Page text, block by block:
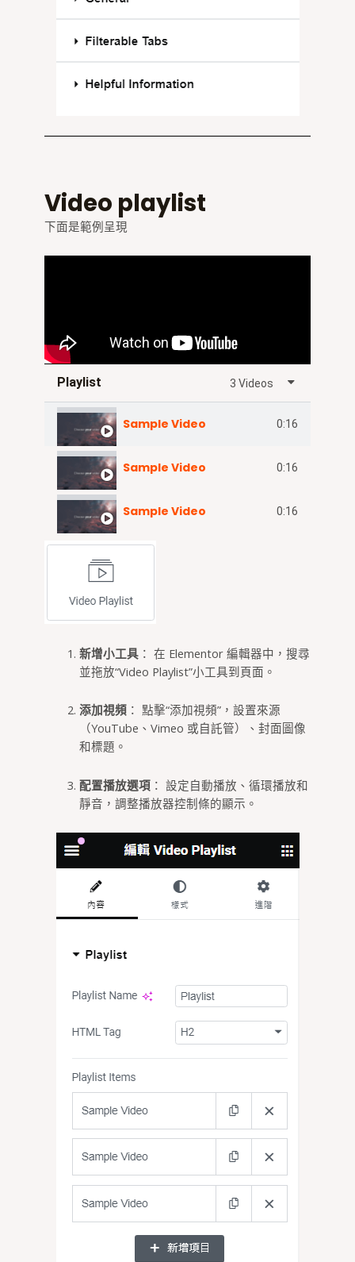
Video playlist
下面是範例呈現
Playlist 3 Videos
Sample Video 0:16
Sample Video 0:16
Sample Video 0:16
新增小工具： 在 Elementor 編輯器中，搜尋
並拖放“Video Playlist”小工具到頁面。
添加視頻： 點擊“添加視頻”，設置來源
（YouTube、Vimeo 或自託管）、封面圖像
和標題。
配置播放選項： 設定自動播放、循環播放和
靜音，調整播放器控制條的顯示。